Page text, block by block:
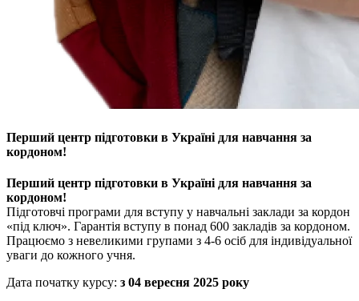
Перший центр підготовки в Україні для навчання за
кордоном!
Перший центр підготовки в Україні для навчання за
кордоном!
Підготовчі програми для вступу у навчальні заклади за кордон
«під ключ». Гарантія вступу в понад 600 закладів за кордоном.
Працюємо з невеликими групами з 4-6 осіб для індивідуальної
уваги до кожного учня.
Дата початку курсу: з 04 вересня 2025 року